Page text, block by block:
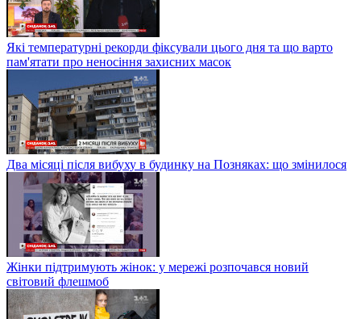
Які температурні рекорди фіксували цього дня та що варто
пам'ятати про неносіння захисних масок
Два місяці після вибуху в будинку на Позняках: що змінилося
Жінки підтримують жінок: у мережі розпочався новий
світовий флешмоб